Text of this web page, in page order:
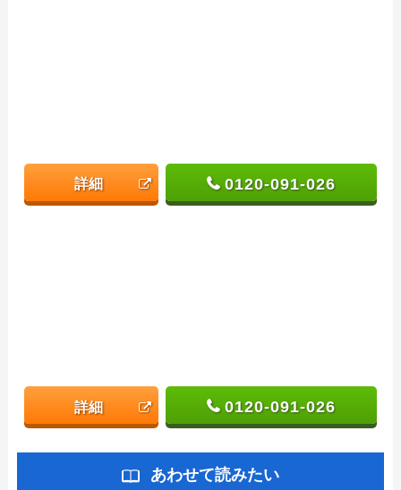
詳細 0120-091-026
詳細 0120-091-026
あわせて読みたい